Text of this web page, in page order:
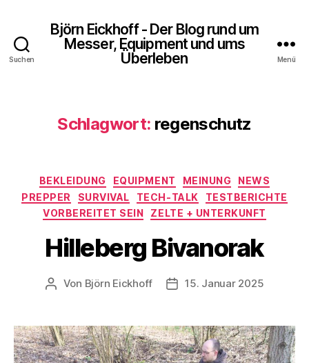
Suchen
Björn Eickhoff - Der Blog rund um
Messer, Equipment und ums
Überleben
Menü
Schlagwort: regenschutz
Kategorien
BEKLEIDUNG EQUIPMENT MEINUNG
NEWS
PREPPER
SURVIVAL TECH-TALK
TESTBERICHTE
VORBEREITET SEIN
ZELTE + UNTERKUNFT
Hilleberg Bivanorak
Beitragsautor
Von Björn Eickhoff Veröffentlichungsdatum
15. Januar 2025